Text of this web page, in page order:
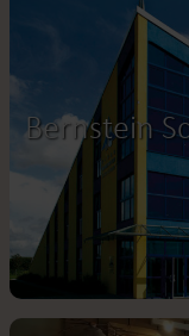
Bernstein